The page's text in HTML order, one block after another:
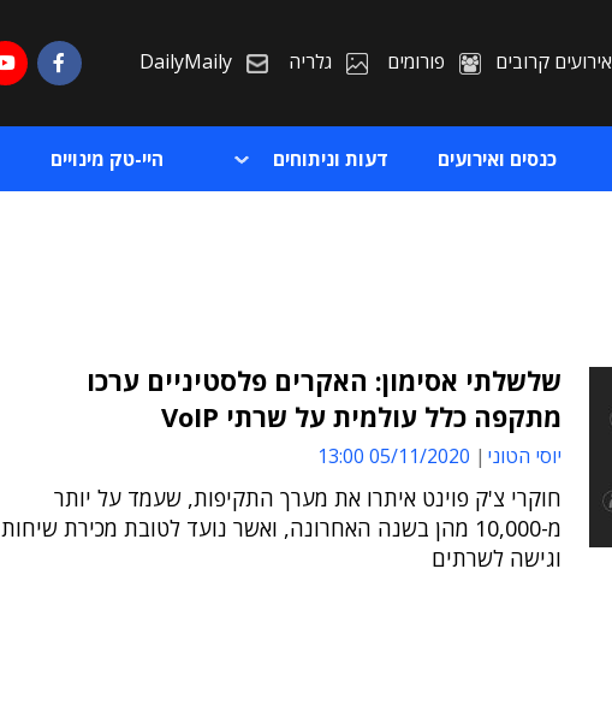
אירועים קרובים פורומים גלריה DailyMaily
כנסים ואירועים דעות וניתוחים היי-טק מינויים
שלשלתי אסימון: האקרים פלסטיניים ערכו
מתקפה כלל עולמית על שרתי VoIP
יוסי הטוני 05/11/2020 13:00
חוקרי צ'ק פוינט איתרו את מערך התקיפות, שעמד על יותר
מ-10,000 מהן בשנה האחרונה, ואשר נועד לטובת מכירת שיחות
וגישה לשרתים